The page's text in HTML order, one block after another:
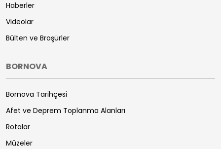
Haberler
Videolar
Bülten ve Broşürler
BORNOVA
Bornova Tarihçesi
Afet ve Deprem Toplanma Alanları
Rotalar
Müzeler